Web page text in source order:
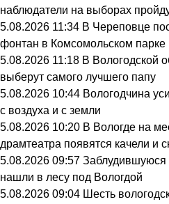
наблюдатели на выборах
5.08.2026 11:34 В Череповце
фонтан в Комсомольском парке
5.08.2026 11:18 В Вологодской
выберут самого лучшего папу
5.08.2026 10:44 Вологодчина
с воздуха и с земли
5.08.2026 10:20 В Вологде на
драмтеатра появятся качели и
5.08.2026 09:57 Заблудившуюся
нашли в лесу под Вологдой
5.08.2026 09:04 Шесть